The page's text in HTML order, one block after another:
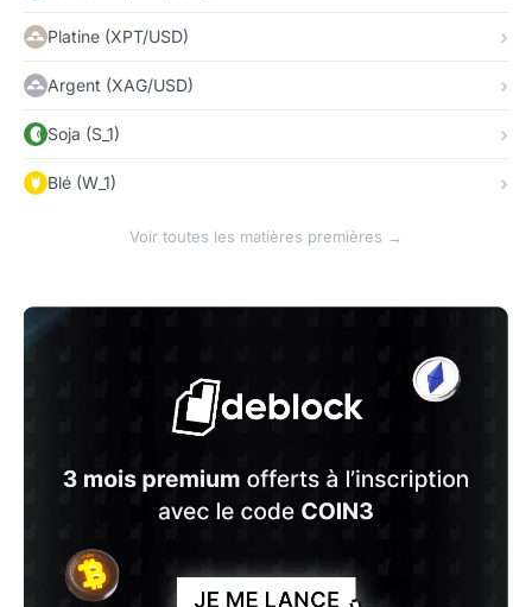
Platine (XPT/USD)
Argent (XAG/USD)
Soja (S_1)
Blé (W_1)
Voir toutes les matières premières →